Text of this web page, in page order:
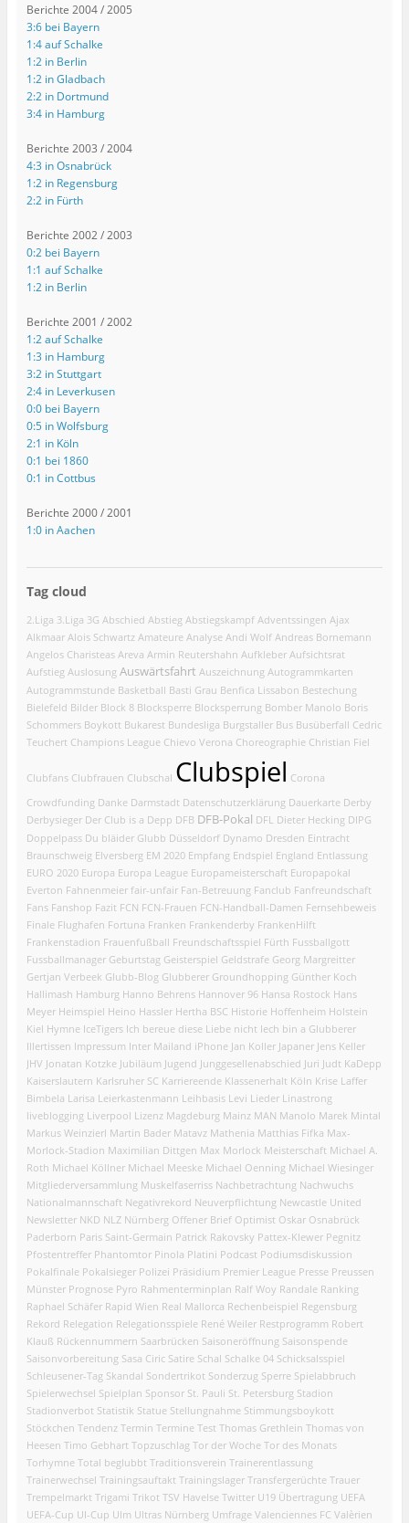
Berichte 2004 / 2005
3:6 bei Bayern
1:4 auf Schalke
1:2 in Berlin
1:2 in Gladbach
2:2 in Dortmund
3:4 in Hamburg
Berichte 2003 / 2004
4:3 in Osnabrück
1:2 in Regensburg
2:2 in Fürth
Berichte 2002 / 2003
0:2 bei Bayern
1:1 auf Schalke
1:2 in Berlin
Berichte 2001 / 2002
1:2 auf Schalke
1:3 in Hamburg
3:2 in Stuttgart
2:4 in Leverkusen
0:0 bei Bayern
0:5 in Wolfsburg
2:1 in Köln
0:1 bei 1860
0:1 in Cottbus
Berichte 2000 / 2001
1:0 in Aachen
Tag cloud
2.Liga 3.Liga 3G Abschied Abstieg Abstiegskampf Adventssingen Ajax
Alkmaar Alois Schwartz Amateure Analyse Andi Wolf Andreas Bornemann
Angelos Charisteas Areva Armin Reutershahn Aufkleber Aufsichtsrat
Aufstieg Auslosung Auswärtsfahrt Auszeichnung Autogrammkarten
Autogrammstunde Basketball Basti Grau Benfica Lissabon Bestechung
Bielefeld Bilder Block 8 Blocksperre Blocksperrung Bomber Manolo Boris
Schommers Boykott Bukarest Bundesliga Burgstaller Bus Busüberfall Cedric
Teuchert Champions League Chievo Verona Choreographie Christian Fiel
Clubfans Clubfrauen Clubschal Clubspiel Corona
Crowdfunding Danke Darmstadt Datenschutzerklärung Dauerkarte Derby
Derbysieger Der Club is a Depp DFB DFB-Pokal DFL Dieter Hecking DIPG
Doppelpass Du bläider Glubb Düsseldorf Dynamo Dresden Eintracht
Braunschweig Elversberg EM 2020 Empfang Endspiel England Entlassung
EURO 2020 Europa Europa League Europameisterschaft Europapokal
Everton Fahnenmeier fair-unfair Fan-Betreuung Fanclub Fanfreundschaft
Fans Fanshop Fazit FCN FCN-Frauen FCN-Handball-Damen Fernsehbeweis
Finale Flughafen Fortuna Franken Frankenderby FrankenHilft
Frankenstadion Frauenfußball Freundschaftsspiel Fürth Fussballgott
Fussballmanager Geburtstag Geisterspiel Geldstrafe Georg Margreitter
Gertjan Verbeek Glubb-Blog Glubberer Groundhopping Günther Koch
Hallimash Hamburg Hanno Behrens Hannover 96 Hansa Rostock Hans
Meyer Heimspiel Heino Hassler Hertha BSC Historie Hoffenheim Holstein
Kiel Hymne IceTigers Ich bereue diese Liebe nicht Iech bin a Glubberer
Illertissen Impressum Inter Mailand iPhone Jan Koller Japaner Jens Keller
JHV Jonatan Kotzke Jubiläum Jugend Junggesellenabschied Juri Judt KaDepp
Kaiserslautern Karlsruher SC Karriereende Klassenerhalt Köln Krise Laffer
Bimbela Larisa Leierkastenmann Leihbasis Levi Lieder Linastrong
liveblogging Liverpool Lizenz Magdeburg Mainz MAN Manolo Marek Mintal
Markus Weinzierl Martin Bader Matavz Mathenia Matthias Fifka Max-
Morlock-Stadion Maximilian Dittgen Max Morlock Meisterschaft Michael A.
Roth Michael Köllner Michael Meeske Michael Oenning Michael Wiesinger
Mitgliederversammlung Muskelfaserriss Nachbetrachtung Nachwuchs
Nationalmannschaft Negativrekord Neuverpflichtung Newcastle United
Newsletter NKD NLZ Nürnberg Offener Brief Optimist Oskar Osnabrück
Paderborn Paris Saint-Germain Patrick Rakovsky Pattex-Klewer Pegnitz
Pfostentreffer Phantomtor Pinola Platini Podcast Podiumsdiskussion
Pokalfinale Pokalsieger Polizei Präsidium Premier League Presse Preussen
Münster Prognose Pyro Rahmenterminplan Ralf Woy Randale Ranking
Raphael Schäfer Rapid Wien Real Mallorca Rechenbeispiel Regensburg
Rekord Relegation Relegationsspiele René Weiler Restprogramm Robert
Klauß Rückennummern Saarbrücken Saisoneröffnung Saisonspende
Saisonvorbereitung Sasa Ciric Satire Schal Schalke 04 Schicksalsspiel
Schleusener-Tag Skandal Sondertrikot Sonderzug Sperre Spielabbruch
Spielerwechsel Spielplan Sponsor St. Pauli St. Petersburg Stadion
Stadionverbot Statistik Statue Stellungnahme Stimmungsboykott
Stöckchen Tendenz Termin Termine Test Thomas Grethlein Thomas von
Heesen Timo Gebhart Topzuschlag Tor der Woche Tor des Monats
Torhymne Total beglubbt Traditionsverein Trainerentlassung
Trainerwechsel Trainingsauftakt Trainingslager Transfergerüchte Trauer
Trempelmarkt Trigami Trikot TSV Havelse Twitter U19 Übertragung UEFA
UEFA-Cup UI-Cup Ulm Ultras Nürnberg Umfrage Valenciennes FC Valèrien